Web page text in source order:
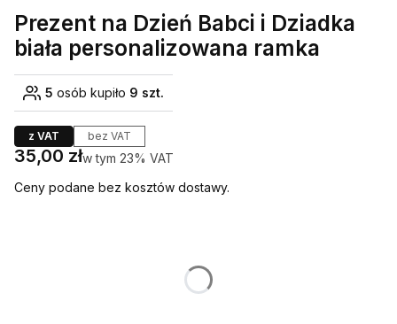
Prezent na Dzień Babci i Dziadka
biała personalizowana ramka
5 osób kupiło 9 szt.
z VAT bez VAT
Cena
35,00 złw tym 23% VAT
w tym 23% VAT
Ceny podane bez kosztów dostawy.